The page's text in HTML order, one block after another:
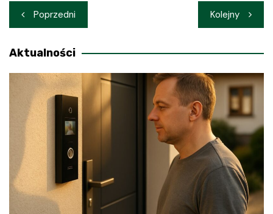
Nawigacja
wpisu
Poprzedni Kolejny
Aktualności